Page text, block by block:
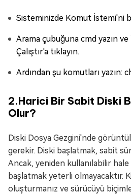
Sisteminizde Komut İstemi'ni
Arama çubuğuna cmd yazın
Çalıştır'a tıklayın.
Ardından şu komutları yazın:
2.Harici Bir Sabit Diski
Olur?
Diski Dosya Gezgini'nde
gerekir. Diski başlatmak, sabit
Ancak, yeniden kullanılabilir
başlatmak yeterli olmayacaktır.
oluşturmanız ve sürücüyü